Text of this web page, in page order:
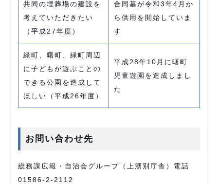
共同の埋葬場の建設を
考えていただきたい
（平成27年度）
合同墓が令和3年4月か
ら供用を開始していま
す
緑町、曙町、緑町周辺
に子どもが遊ぶことの
できる公園を造成して
ほしい（平成26年度）
平成28年10月に曙町
児童遊園を造成しまし
た
お問い合わせ先
総務課広報・自治会グループ（上湧別庁舎）電話
01586-2-2112